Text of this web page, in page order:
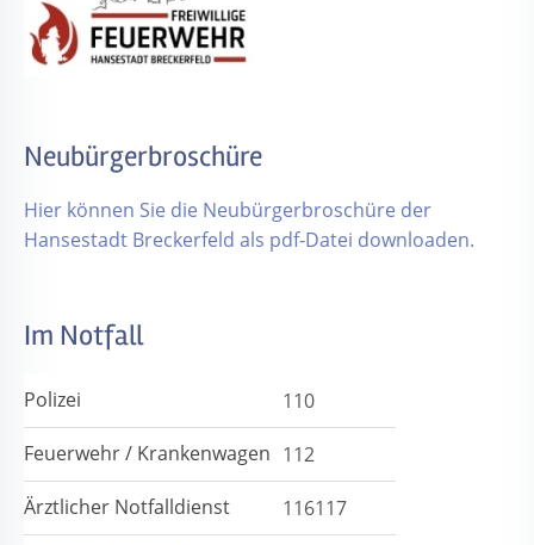
Neubürgerbroschüre
Hier können Sie die Neubürgerbroschüre der
Hansestadt Breckerfeld als pdf-Datei downloaden.
Im Notfall
Polizei
110
Feuerwehr / Krankenwagen 112
Ärztlicher Notfalldienst
116117